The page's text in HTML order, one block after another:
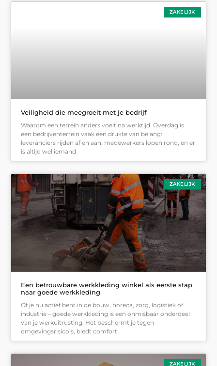
ZAKELIJK
Veiligheid die meegroeit met je bedrijf
Waarom een terrein anders voelt na werktijd Overdag is
een bedrijventerrein vaak een drukte van belang:
leveranciers rijden af en aan, medewerkers lopen rond, en er
is altijd wel iemand
ZAKELIJK
Een betrouwbare werkkleding winkel als eerste stap
naar goede werkkleding
Of je nu actief bent in de bouw, horeca, zorg, logistiek of
industrie – goede werkkleding is een onmisbaar onderdeel
van je werkuitrusting. Het beschermt je tegen
omgevingsrisico’s, biedt comfort
ZAKELIJK